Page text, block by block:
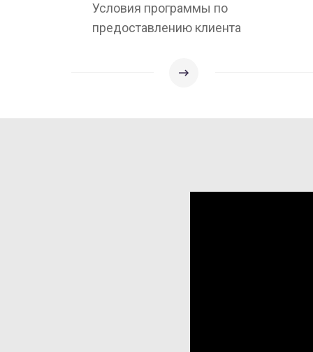
Условия программы по
предоставлению клиента